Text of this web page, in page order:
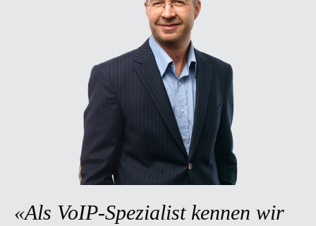
«Als VoIP-Spezialist kennen wir